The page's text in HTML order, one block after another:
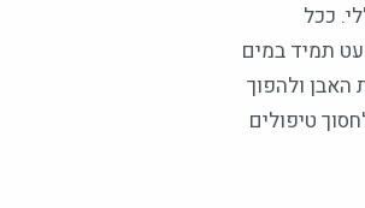
ככל
תמיד במים
ולהפוך
טיפולים